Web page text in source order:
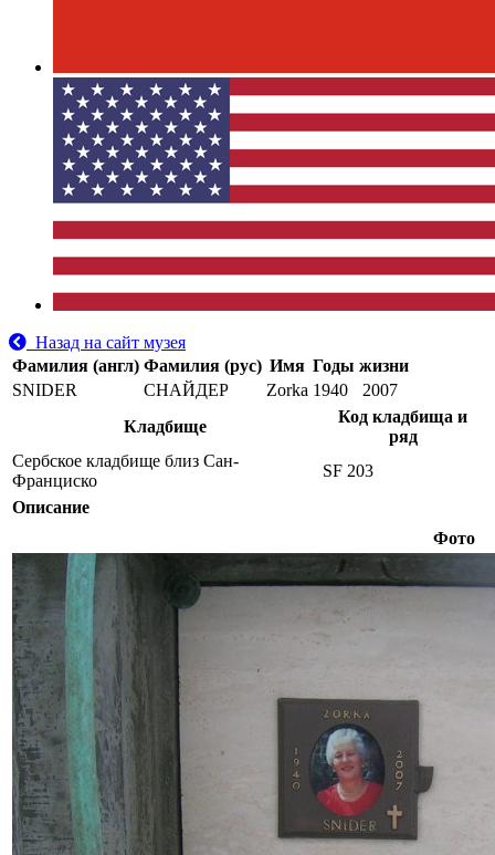
Назад на сайт музея
Фамилия (англ) Фамилия (рус) Имя Годы жизни
SNIDER
СНАЙДЕР Zorka 1940
2007
Кладбище
Код кладбища и
ряд
Сербское кладбище близ Сан-
Франциско
SF 203
Описание
Фото